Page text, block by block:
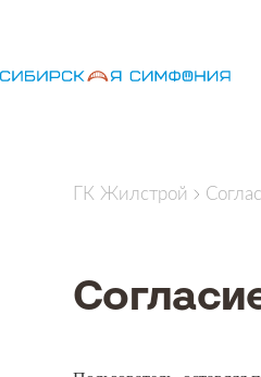
ГК Жилстрой